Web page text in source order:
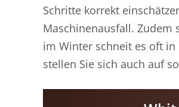
Schritte korrekt
Maschinenausfall. Zudem
im Winter schneit es oft in
stellen Sie sich auch auf